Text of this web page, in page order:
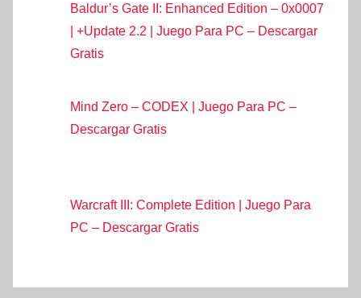
Baldur’s Gate II: Enhanced Edition – 0x0007
| +Update 2.2 | Juego Para PC – Descargar
Gratis
Mind Zero – CODEX | Juego Para PC –
Descargar Gratis
Warcraft III: Complete Edition | Juego Para
PC – Descargar Gratis